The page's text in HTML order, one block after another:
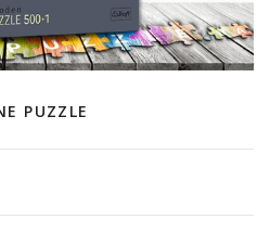
PUZZLE